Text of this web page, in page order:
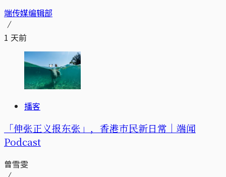
端传媒编辑部
1 天前
播客
「伸张正义报东张」，香港市民新日常｜端闻
Podcast
曾雪雯